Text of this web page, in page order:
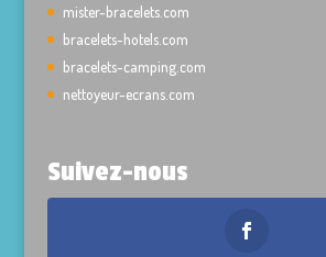
mister-bracelets.com
bracelets-hotels.com
bracelets-camping.com
nettoyeur-ecrans.com
Suivez-nous